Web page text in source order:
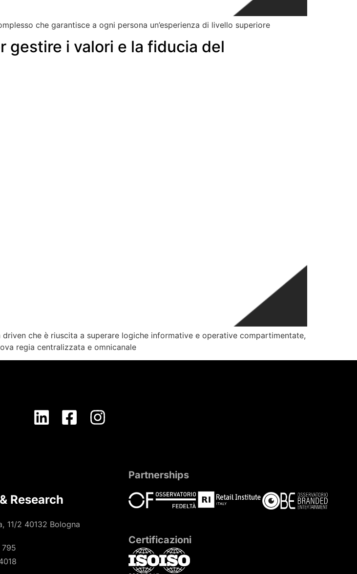
che garantisce a ogni persona un’esperienza di livello superiore
i valori e la fiducia del
che è riuscita a superare logiche informative e operative compartimentate,
regia centralizzata e omnicanale
Research
11/2 40132 Bologna
Partnerships
Certificazioni